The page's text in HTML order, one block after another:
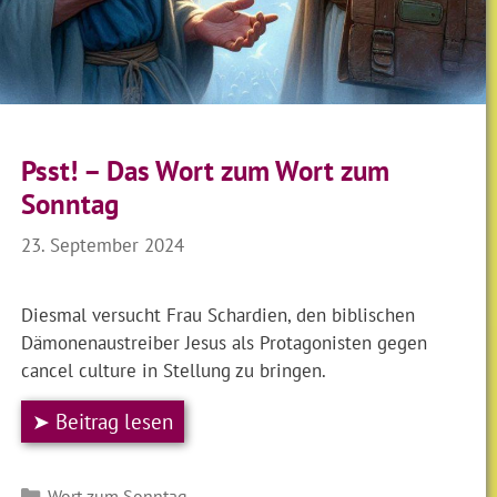
Psst! – Das Wort zum Wort zum
Sonntag
23. September 2024
Diesmal versucht Frau Schardien, den biblischen
Dämonenaustreiber Jesus als Protagonisten gegen
cancel culture in Stellung zu bringen.
➤ Beitrag lesen